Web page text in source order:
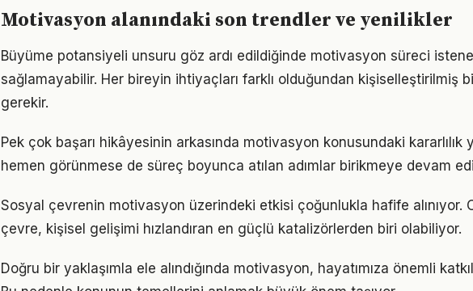
Motivasyon alanındaki son trendler ve yenilikler
Büyüme potansiyeli unsuru göz ardı edildiğinde motivasyon süreci
sağlamayabilir. Her bireyin ihtiyaçları farklı olduğundan kişiselleştirilmiş
gerekir.
Pek çok başarı hikâyesinin arkasında motivasyon konusundaki kararlılık
hemen görünmese de süreç boyunca atılan adımlar birikmeye devam
Sosyal çevrenin motivasyon üzerindeki etkisi çoğunlukla hafife alınıyor.
çevre, kişisel gelişimi hızlandıran en güçlü katalizörlerden biri olabiliyor.
Doğru bir yaklaşımla ele alındığında motivasyon, hayatımıza önemli